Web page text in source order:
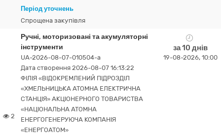
Період уточнень
Спрощена закупівля
2
Ручні, моторизовані та акумуляторні
інструменти
UA-2026-08-07-010504-a
Дата створення 2026-08-07 16:13:22
ФІЛІЯ «ВІДОКРЕМЛЕНИЙ ПІДРОЗДІЛ
«ХМЕЛЬНИЦЬКА АТОМНА ЕЛЕКТРИЧНА
СТАНЦІЯ» АКЦІОНЕРНОГО ТОВАРИСТВА
«НАЦІОНАЛЬНА АТОМНА
ЕНЕРГОГЕНЕРУЮЧА КОМПАНІЯ
«ЕНЕРГОАТОМ»
за 10 днів
19-08-2026, 10:00